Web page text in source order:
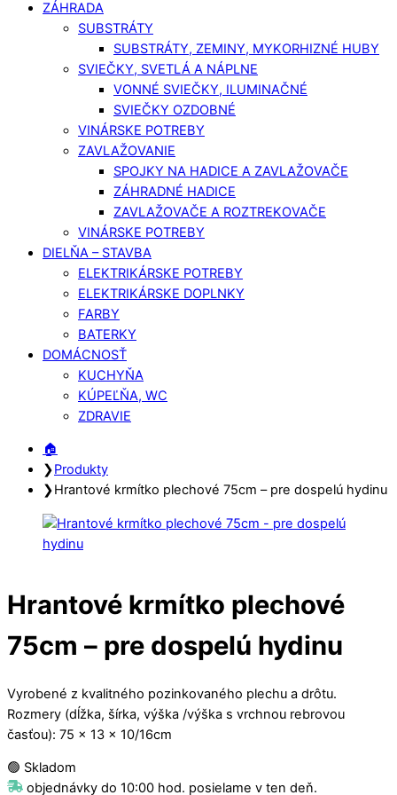
ZÁHRADA
SUBSTRÁTY
SUBSTRÁTY, ZEMINY, MYKORHIZNÉ HUBY
SVIEČKY, SVETLÁ A NÁPLNE
VONNÉ SVIEČKY, ILUMINAČNÉ
SVIEČKY OZDOBNÉ
VINÁRSKE POTREBY
ZAVLAŽOVANIE
SPOJKY NA HADICE A ZAVLAŽOVAČE
ZÁHRADNÉ HADICE
ZAVLAŽOVAČE A ROZTREKOVAČE
VINÁRSKE POTREBY
DIELŇA – STAVBA
ELEKTRIKÁRSKE POTREBY
ELEKTRIKÁRSKE DOPLNKY
FARBY
BATERKY
DOMÁCNOSŤ
KUCHYŇA
KÚPEĽŇA, WC
ZDRAVIE
Close
Menu
Close
Cart
🏠︎
❯Produkty
❯Hrantové krmítko plechové 75cm – pre dospelú hydinu
Hrantové krmítko plechové
75cm – pre dospelú hydinu
Vyrobené z kvalitného pozinkovaného plechu a drôtu.
Rozmery (dĺžka, šírka, výška /výška s vrchnou rebrovou
časťou): 75 x 13 x 10/16cm
🟢 Skladom
objednávky do 10:00 hod. posielame v ten deň.